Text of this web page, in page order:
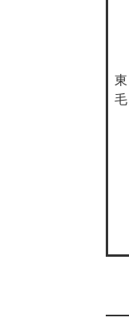
東
毛